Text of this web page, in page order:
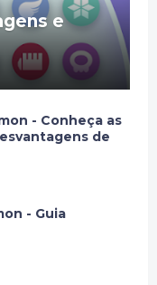
e
- Conheça as
de
- Guia